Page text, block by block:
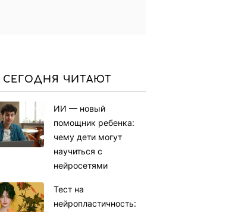
СЕГОДНЯ ЧИТАЮТ
ИИ — новый
помощник ребенка:
чему дети могут
научиться с
нейросетями
Тест на
нейропластичность: